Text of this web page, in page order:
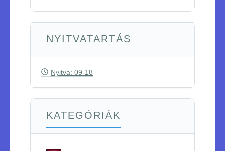
NYITVATARTÁS
Nyitva: 09-18
KATEGÓRIÁK